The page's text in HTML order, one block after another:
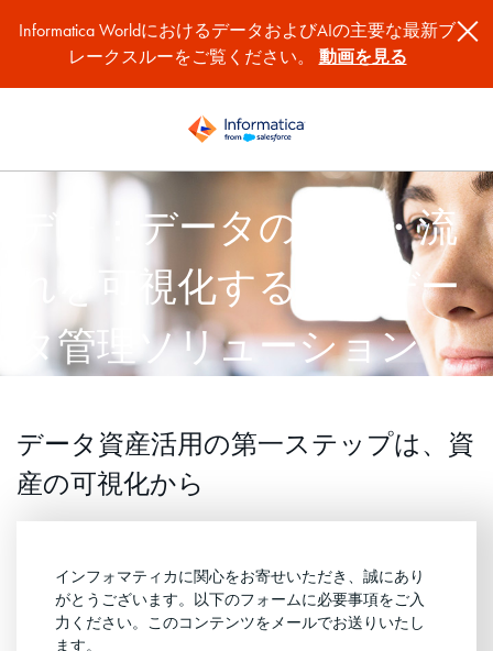
Informatica WorldにおけるデータおよびAIの主要な最新ブ
レークスルーをご覧ください。 動画を見る
デモ：データの所在・流
れを可視化するメタデー
タ管理ソリューション
データ資産活用の第一ステップは、資
産の可視化から
インフォマティカに関心をお寄せいただき、誠にあり
がとうございます。以下のフォームに必要事項をご入
力ください。このコンテンツをメールでお送りいたし
ます。